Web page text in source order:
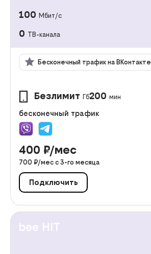
100 Мбит/с
0 ТВ-канала
Бесконечный трафик на ВКонтакте
Безлимит Гб200 мин
бесконечный трафик
400 ₽/мес
700 ₽/мес с 3-го месяца
Подключить
bee HIT